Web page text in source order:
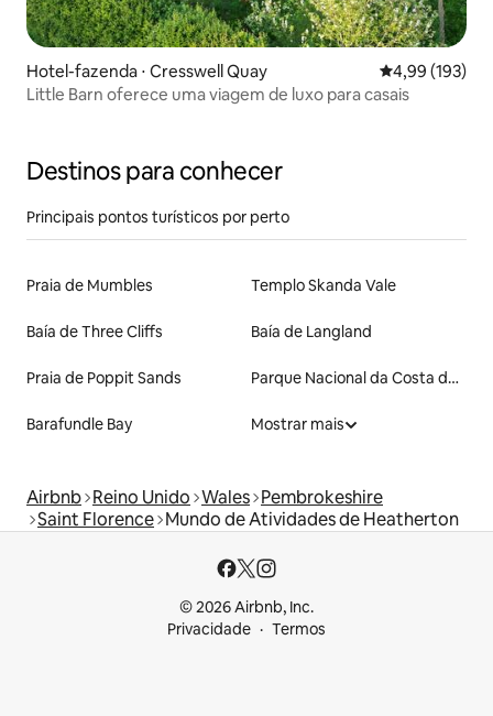
Hotel-fazenda ⋅ Cresswell Quay 4,99 de uma
4,99 (193)
Little Barn oferece uma viagem de luxo para casais
Destinos para conhecer
Principais pontos turísticos por perto
Praia de Mumbles Templo Skanda Vale
Baía de Three Cliffs Baía de Langland
Praia de Poppit Sands Parque Nacional da Costa de Pembrokeshire
Barafundle Bay Mostrar mais
Airbnb Reino Unido Wales Pembrokeshire
Saint Florence Mundo de Atividades de Heatherton
© 2026 Airbnb, Inc.
Privacidade
Termos